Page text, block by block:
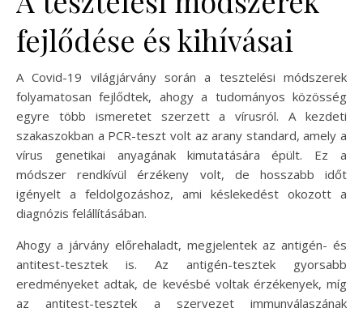
fejlődése és kihívásai
A Covid-19 világjárvány során a tesztelési módszerek
folyamatosan fejlődtek, ahogy a tudományos közösség
egyre több ismeretet szerzett a vírusról. A kezdeti
szakaszokban a PCR-teszt volt az arany standard, amely a
vírus genetikai anyagának kimutatására épült. Ez a
módszer rendkívül érzékeny volt, de hosszabb időt
igényelt a feldolgozáshoz, ami késlekedést okozott a
diagnózis felállításában.
Ahogy a járvány előrehaladt, megjelentek az antigén- és
antitest-tesztek is. Az antigén-tesztek gyorsabb
eredményeket adtak, de kevésbé voltak érzékenyek, míg
az antitest-tesztek a szervezet immunválaszának